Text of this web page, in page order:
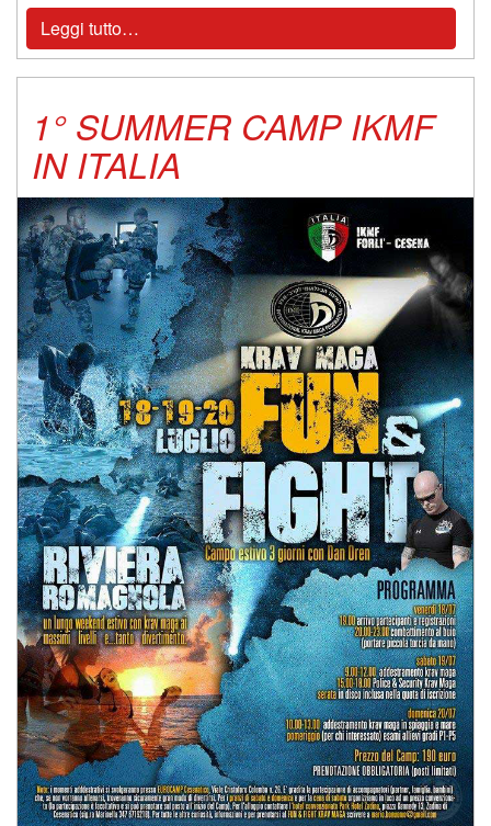
Leggi tutto…
1° SUMMER CAMP IKMF
IN ITALIA